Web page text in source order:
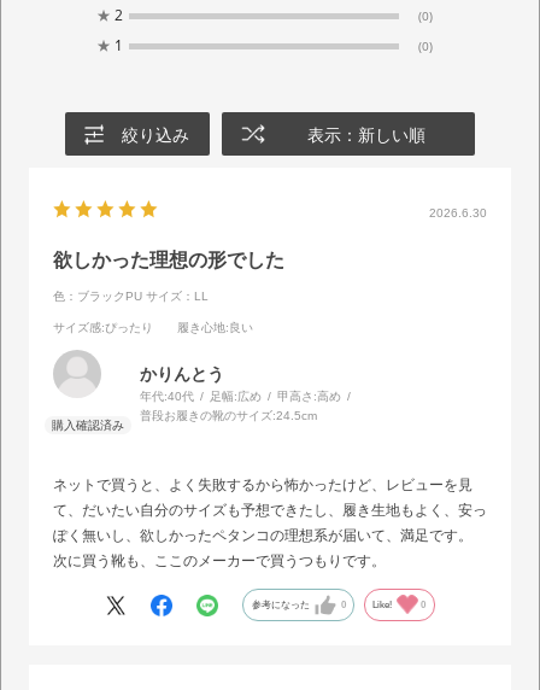
★ 2 (0)
★ 1 (0)
絞り込み 表示：新しい順
2026.6.30
欲しかった理想の形でした
色：ブラックPU サイズ：LL
サイズ感:ぴったり 履き心地:良い
かりんとう
年代:40代 足幅:広め 甲高さ:高め
普段お履きの靴のサイズ:24.5cm
ネットで買うと、よく失敗するから怖かったけど、レビューを見
て、だいたい自分のサイズも予想できたし、履き生地もよく、安っ
ぽく無いし、欲しかったペタンコの理想系が届いて、満足です。
次に買う靴も、ここのメーカーで買うつもりです。
参考になった 0 Like! 0